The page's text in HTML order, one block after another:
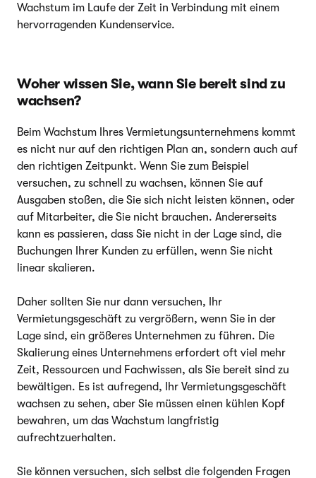
Wachstum im Laufe der Zeit in Verbindung mit einem
hervorragenden Kundenservice.
Woher wissen Sie, wann Sie bereit sind zu
wachsen?
Beim Wachstum Ihres Vermietungsunternehmens kommt
es nicht nur auf den richtigen Plan an, sondern auch auf
den richtigen Zeitpunkt. Wenn Sie zum Beispiel
versuchen, zu schnell zu wachsen, können Sie auf
Ausgaben stoßen, die Sie sich nicht leisten können, oder
auf Mitarbeiter, die Sie nicht brauchen. Andererseits
kann es passieren, dass Sie nicht in der Lage sind, die
Buchungen Ihrer Kunden zu erfüllen, wenn Sie nicht
linear skalieren.
Daher sollten Sie nur dann versuchen, Ihr
Vermietungsgeschäft zu vergrößern, wenn Sie in der
Lage sind, ein größeres Unternehmen zu führen. Die
Skalierung eines Unternehmens erfordert oft viel mehr
Zeit, Ressourcen und Fachwissen, als Sie bereit sind zu
bewältigen. Es ist aufregend, Ihr Vermietungsgeschäft
wachsen zu sehen, aber Sie müssen einen kühlen Kopf
bewahren, um das Wachstum langfristig
aufrechtzuerhalten.
Sie können versuchen, sich selbst die folgenden Fragen